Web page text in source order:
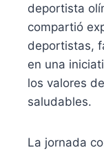
deportista
compartió
deportistas,
en una
los valores
saludables.
La jornada